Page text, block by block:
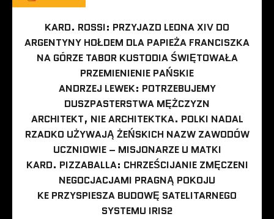
KARD. ROSSI: PRZYJAZD LEONA XIV DO
ARGENTYNY HOŁDEM DLA PAPIEŻA FRANCISZKA
NA GÓRZE TABOR KUSTODIA ŚWIĘTOWAŁA
PRZEMIENIENIE PAŃSKIE
ANDRZEJ LEWEK: POTRZEBUJEMY
DUSZPASTERSTWA MĘŻCZYZN
ARCHITEKT, NIE ARCHITEKTKA. POLKI NADAL
RZADKO UŻYWAJĄ ŻEŃSKICH NAZW ZAWODÓW
UCZNIOWIE – MISJONARZE U MATKI
KARD. PIZZABALLA: CHRZEŚCIJANIE ZMĘCZENI
NEGOCJACJAMI PRAGNĄ POKOJU
KE PRZYSPIESZA BUDOWĘ SATELITARNEGO
SYSTEMU IRIS2